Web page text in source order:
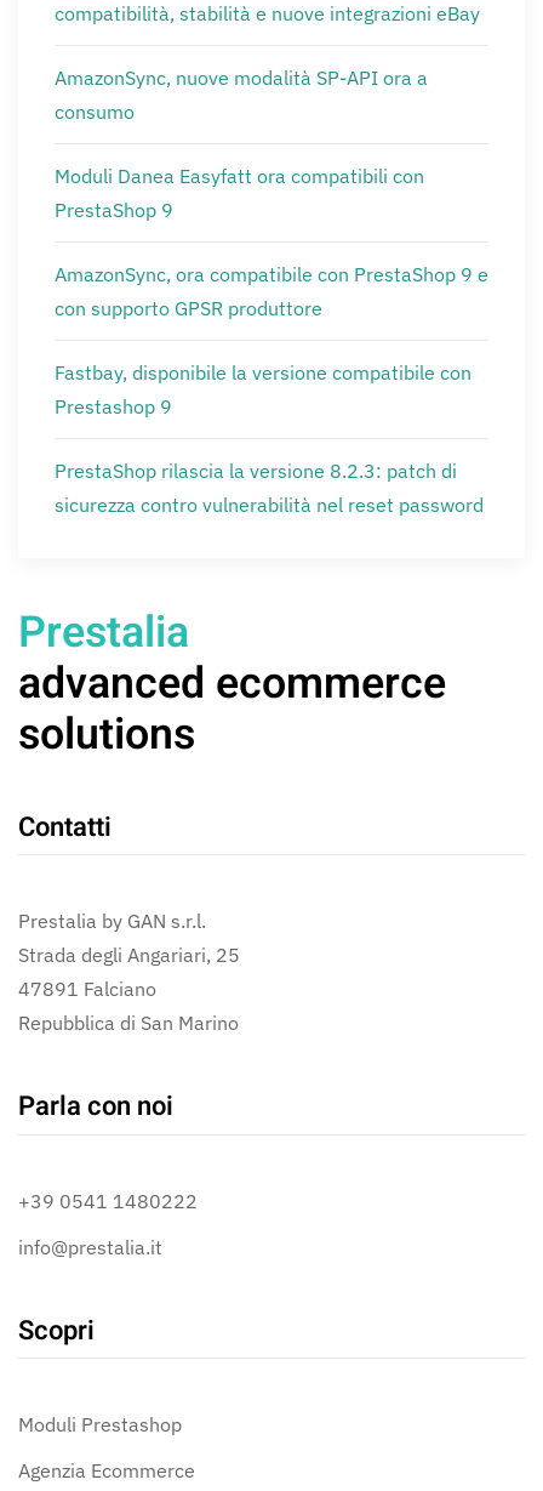
compatibilità, stabilità e nuove integrazioni eBay
AmazonSync, nuove modalità SP-API ora a
consumo
Moduli Danea Easyfatt ora compatibili con
PrestaShop 9
AmazonSync, ora compatibile con PrestaShop 9 e
con supporto GPSR produttore
Fastbay, disponibile la versione compatibile con
Prestashop 9
PrestaShop rilascia la versione 8.2.3: patch di
sicurezza contro vulnerabilità nel reset password
Prestalia
advanced ecommerce
solutions
Contatti
Prestalia by GAN s.r.l.
Strada degli Angariari, 25
47891 Falciano
Repubblica di San Marino
Parla con noi
+39 0541 1480222
info@prestalia.it
Scopri
Moduli Prestashop
Agenzia Ecommerce